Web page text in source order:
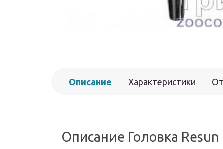
наборы
Описание Характеристики
Описание Головка